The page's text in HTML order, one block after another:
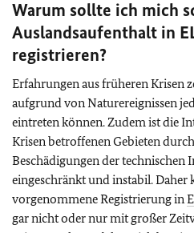
Warum sollte ich mich
Auslandsaufenthalt in
registrieren?
Erfahrungen aus früheren Krisen
aufgrund von Naturereignissen
eintreten können. Zudem ist die
Krisen betroffenen Gebieten
Beschädigungen der
eingeschränkt und instabil. Daher
vorgenommene Registrierung in
gar nicht oder nur mit großer